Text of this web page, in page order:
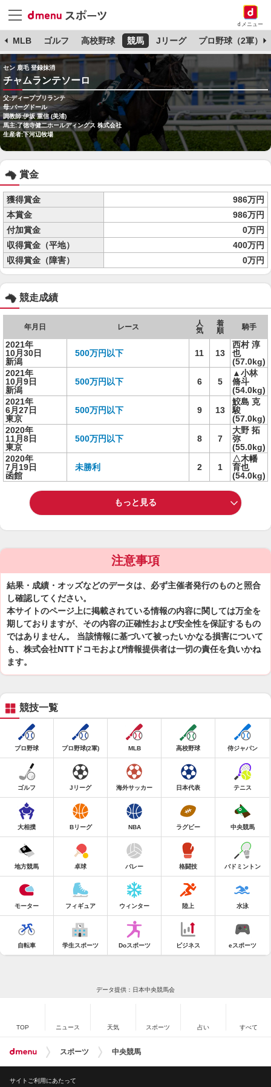
dメニュー
MLB ゴルフ 高校野球 競馬 Jリーグ プロ野球（2軍）
セン 鹿毛 登録抹消
チャムランテソーロ
父:ディープブリランテ
母:バーグドール
調教師:伊坂 重信 (美浦)
馬主:了徳寺健二ホールディングス 株式会社
生産者:下河辺牧場
賞金
獲得賞金
986万円
本賞金
986万円
付加賞金
0万円
収得賞金（平地）
400万円
収得賞金（障害）
0万円
競走成績
年月日 レース
人
気
着
順
騎手
2021年
10月30日
新潟
500万円以下 11 13
西村 淳
也
(57.0kg)
2021年
10月9日
新潟
500万円以下 6 5
▲小林
脩斗
(54.0kg)
2021年
6月27日
東京
500万円以下 9 13
鮫島 克
駿
(57.0kg)
2020年
11月8日
東京
500万円以下 8 7
大野 拓
弥
(55.0kg)
2020年
7月19日
函館
未勝利 2 1
△木幡
育也
(54.0kg)
もっと見る
注意事項
結果・成績・オッズなどのデータは、必ず主催者発行のものと照合
し確認してください。
本サイトのページ上に掲載されている情報の内容に関しては万全を
期しておりますが、その内容の正確性および安全性を保証するもの
ではありません。 当該情報に基づいて被ったいかなる損害について
も、株式会社NTTドコモおよび情報提供者は一切の責任を負いかね
ます。
競技一覧
プロ野球 プロ野球(2軍) MLB 高校野球 侍ジャパン
ゴルフ Jリーグ 海外サッカー 日本代表 テニス
大相撲 Bリーグ NBA ラグビー 中央競馬
地方競馬 卓球 バレー 格闘技 バドミントン
モーター フィギュア ウィンター 陸上 水泳
自転車 学生スポーツ Doスポーツ ビジネス eスポーツ
データ提供：日本中央競馬会
TOP ニュース 天気 スポーツ 占い すべて
スポーツ 中央競馬
サイトご利用にあたって